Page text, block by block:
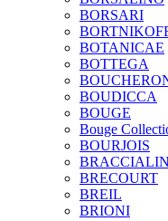
BORSARI
BOTANICAE
BOTTEGA
BOUDICCA
BOUGE
Bouge
BOURJOIS
BRECOURT
BREIL
BRIONI